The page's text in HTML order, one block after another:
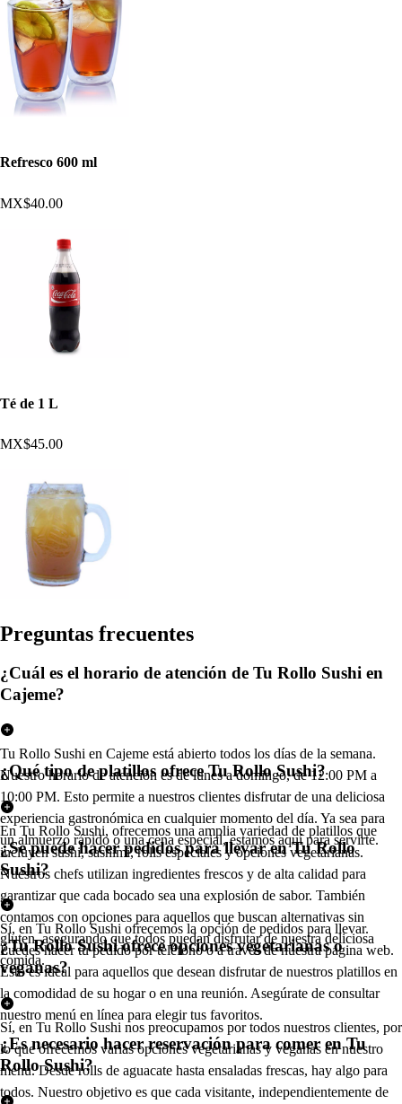
Refresco 600 ml
MX$40.00
Té de 1 L
MX$45.00
Preguntas frecuentes
¿Cuál es el horario de atención de Tu Rollo Sushi en
Cajeme?
Tu Rollo Sushi en Cajeme está abierto todos los días de la semana.
Nuestro horario de atención es de lunes a domingo, de 12:00 PM a
10:00 PM. Esto permite a nuestros clientes disfrutar de una deliciosa
experiencia gastronómica en cualquier momento del día. Ya sea para
un almuerzo rápido o una cena especial, estamos aquí para servirte.
¿Qué tipo de platillos ofrece Tu Rollo Sushi?
En Tu Rollo Sushi, ofrecemos una amplia variedad de platillos que
incluyen sushi, sashimi, rolls especiales y opciones vegetarianas.
Nuestros chefs utilizan ingredientes frescos y de alta calidad para
garantizar que cada bocado sea una explosión de sabor. También
contamos con opciones para aquellos que buscan alternativas sin
gluten, asegurando que todos puedan disfrutar de nuestra deliciosa
comida.
¿Se puede hacer pedidos para llevar en Tu Rollo
Sushi?
Sí, en Tu Rollo Sushi ofrecemos la opción de pedidos para llevar.
Puedes hacer tu pedido por teléfono o a través de nuestra página web.
Esto es ideal para aquellos que desean disfrutar de nuestros platillos en
la comodidad de su hogar o en una reunión. Asegúrate de consultar
nuestro menú en línea para elegir tus favoritos.
¿Tu Rollo Sushi ofrece opciones vegetarianas o
veganas?
Sí, en Tu Rollo Sushi nos preocupamos por todos nuestros clientes, por
lo que ofrecemos varias opciones vegetarianas y veganas en nuestro
menú. Desde rolls de aguacate hasta ensaladas frescas, hay algo para
todos. Nuestro objetivo es que cada visitante, independientemente de
¿Es necesario hacer reservación para comer en Tu
Rollo Sushi?